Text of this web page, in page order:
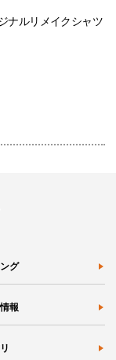
ナルリメイクシャツ
グ
報